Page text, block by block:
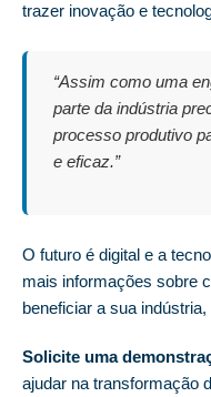
trazer inovação e
“Assim como uma
parte da indústria
processo produtivo
e eficaz.”
O futuro é digital e a
mais informações sobre
beneficiar a sua
Solicite uma
ajudar na transformação